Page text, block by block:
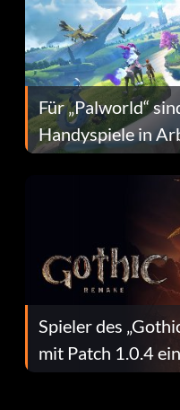
Für „Palworld“
Handyspiele in
dafür.
Spieler des
mit Patch 1.0.4